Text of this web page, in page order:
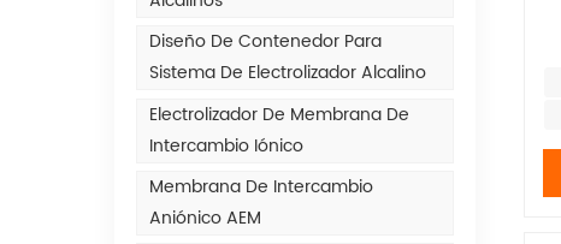
Diseño De Contenedor Para
Sistema De Electrolizador Alcalino
Electrolizador De Membrana De
Intercambio Iónico
Membrana De Intercambio
Aniónico AEM